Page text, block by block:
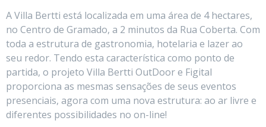
A Villa Bertti está localizada em uma área de 4 hectares,
no Centro de Gramado, a 2 minutos da Rua Coberta. Com
toda a estrutura de gastronomia, hotelaria e lazer ao
seu redor. Tendo esta característica como ponto de
partida, o projeto Villa Bertti OutDoor e Figital
proporciona as mesmas sensações de seus eventos
presenciais, agora com uma nova estrutura: ao ar livre e
diferentes possibilidades no on-line!